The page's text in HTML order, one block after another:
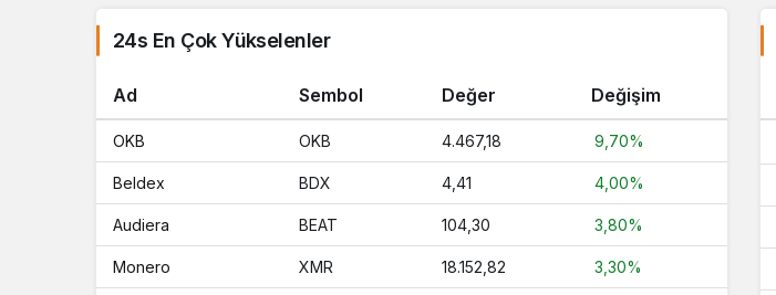
24s En Çok Yükselenler
Ad Sembol Değer Değişim
OKB OKB 4.467,18 9,70%
Beldex BDX 4,41 4,00%
Audiera BEAT 104,30 3,80%
Monero XMR 18.152,82 3,30%